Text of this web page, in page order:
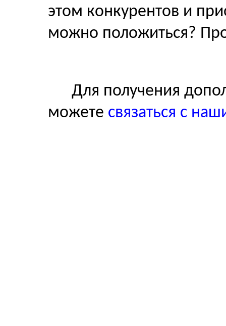
этом конкурентов и
можно положиться?
Для получения
можете связаться с